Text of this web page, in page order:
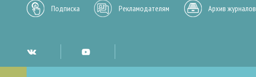
Подписка Рекламодателям Архив журналов